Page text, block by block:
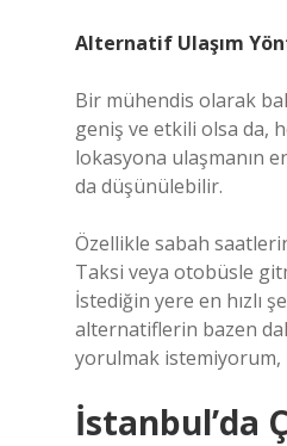
Alternatif Ulaşım
Bir mühendis olarak
geniş ve etkili olsa da,
lokasyona ulaşmanın
da düşünülebilir.
Özellikle sabah
Taksi veya otobüsle
İstediğin yere en hızlı
alternatiflerin bazen
yorulmak istemiyorum,
İstanbul’da